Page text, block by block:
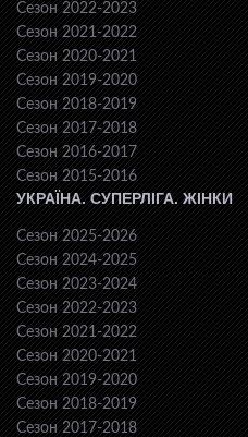
Сезон 2022-2023
Сезон 2021-2022
Сезон 2020-2021
Сезон 2019-2020
Сезон 2018-2019
Сезон 2017-2018
Сезон 2016-2017
Сезон 2015-2016
УКРАЇНА. СУПЕРЛІГА. ЖІНКИ
Сезон 2025-2026
Сезон 2024-2025
Сезон 2023-2024
Сезон 2022-2023
Сезон 2021-2022
Сезон 2020-2021
Сезон 2019-2020
Сезон 2018-2019
Сезон 2017-2018